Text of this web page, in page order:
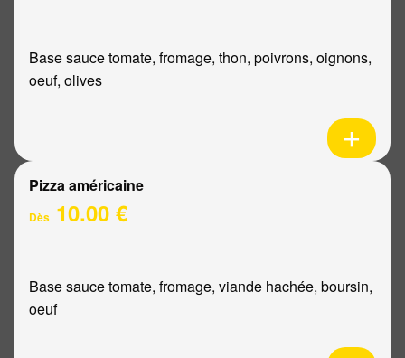
Base sauce tomate, fromage, thon, poivrons, oignons,
oeuf, olives
Pizza américaine
Dès 10.00 €
Base sauce tomate, fromage, viande hachée, boursin,
oeuf